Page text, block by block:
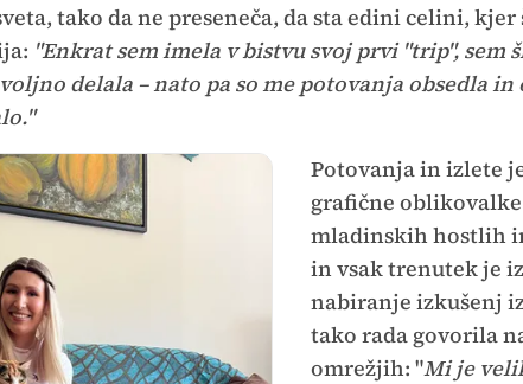
tako da ne preseneča, da sta edini celini,
"Enkrat sem imela v bistvu svoj prvi "trip", sem
delala – nato pa so me potovanja obsedla
Potovanja in izlete
grafične
mladinskih hostlih
in vsak trenutek je
nabiranje izkušenj
tako rada govorila
omrežjih: "Mi je